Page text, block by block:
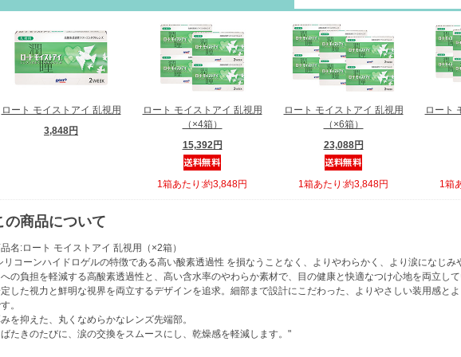
ロート モイストアイ 乱視用
3,848円
ロート モイストアイ 乱視用
（×4箱）
15,392円
1箱あたり:約3,848円
ロート モイストアイ 乱視用
（×6箱）
23,088円
1箱あたり:約3,848円
ロート
1箱
の商品について
名:ロート モイストアイ 乱視用（×2箱）
リコーンハイドロゲルの特徴である高い酸素透過性 を損なうことなく、よりやわらかく、より涙になじみ
の負担を軽減する高酸素透過性と、高い含水率のやわらか素材で、目の健康と快適なつけ心地を両立して
した視力と鮮明な視界を両立するデザインを追求。細部まで設計にこだわった、よりやさしい装用感と
。
を抑えた、丸くなめらかなレンズ先端部。
たきのたびに、涙の交換をスムースにし、乾燥感を軽減します。"